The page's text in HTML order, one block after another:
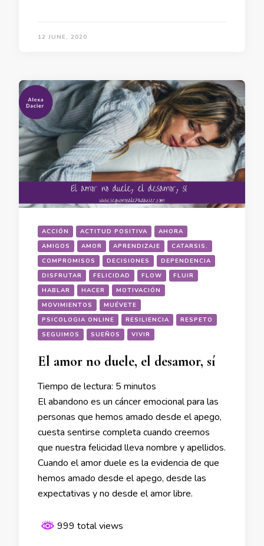
12 JUNE, 2020
ACCIÓN ACTITUD POSITIVA
AHORA
AMIGOS
AMOR APRENDIZAJE
CATARSIS.
COMPROMISOS
DECISIONES
DEPENDENCIA
DISFRUTAR
FELICIDAD FLOW
FLUIR
HABLAR
HACER
MOTIVACIÓN
MOVIMIENTOS
MUÉVETE
PSICOLOGIA ONLINE
RESILIENCIA
RESPETO
SEGUIMOS
SUEÑOS VIVIR
El amor no duele, el desamor, sí
Tiempo de lectura: 5 minutos
El abandono es un cáncer emocional para las
personas que hemos amado desde el apego,
cuesta sentirse completa cuando creemos
que nuestra felicidad lleva nombre y apellidos.
Cuando el amor duele es la evidencia de que
hemos amado desde el apego, desde las
expectativas y no desde el amor libre.
999 total views